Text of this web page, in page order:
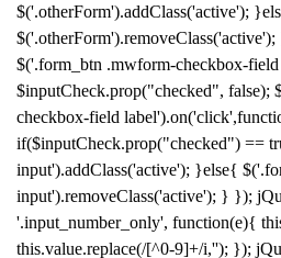
$('.otherForm').addClass('active');
$('.form_btn .mwform-checkbox-
$inputCheck.prop("checked", false);
checkbox-field
if($inputCheck.prop("checked") ==
input').addClass('active'); }else{
input').removeClass('active'); } });
'.input_number_only', function(e){
this.value.replace(/[^0-9]+/i,''); });